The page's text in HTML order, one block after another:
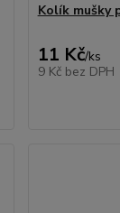
Kolík mušky
11 Kč/ks
9 Kč bez DPH